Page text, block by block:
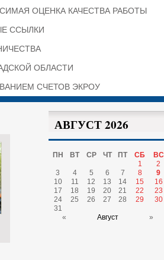
ОЦЕНКА КАЧЕСТВА РАБОТЫ
ССЫЛКИ
ОБЛАСТИ
СЧЕТОВ ЭКРОУ
АВГУСТ 2026
ПН ВТ СР ЧТ ПТ СБ
ВС
1
2
3
4 5 6 7 8
9
10
11 12 13 14 15
16
17
18 19 20 21 22
23
24
25 26 27 28 29
30
31
«
Август »